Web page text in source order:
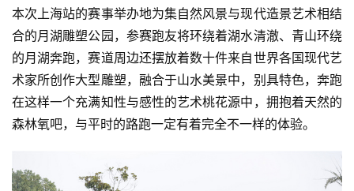
本次上海站的赛事举办地为集自然风景与现代造景艺术相结
合的月湖雕塑公园，参赛跑友将环绕着湖水清澈、青山环绕
的月湖奔跑，赛道周边还摆放着数十件来自世界各国现代艺
术家所创作大型雕塑，融合于山水美景中，别具特色，奔跑
在这样一个充满知性与感性的艺术桃花源中，拥抱着天然的
森林氧吧，与平时的路跑一定有着完全不一样的体验。